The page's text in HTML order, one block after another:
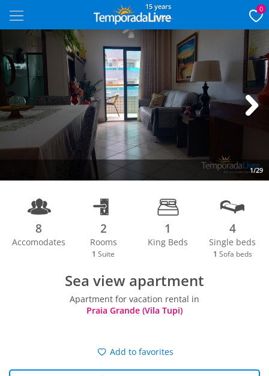
15 years 0
1/29
8
Accomodates
2
Rooms
1 Suite
1
King Beds
4
Single beds
1 Sofa beds
Sea view apartment
Apartment for vacation rental in
Praia Grande (Vila Tupi)
Add to favorites